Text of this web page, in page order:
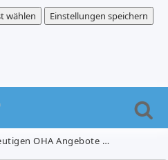
wählen
Einstellungen speichern
in der Übersicht, z.B. MEDION AKOYA E6237 (MD 99018) Notebook für 339,95€